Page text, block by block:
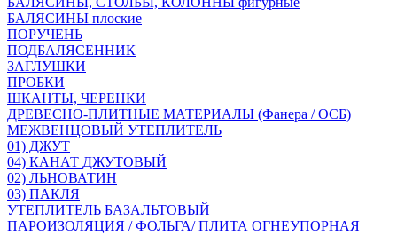
БАЛЯСИНЫ плоские
ПОРУЧЕНЬ
ПОДБАЛЯСЕННИК
ЗАГЛУШКИ
ПРОБКИ
ШКАНТЫ, ЧЕРЕНКИ
ДРЕВЕСНО-ПЛИТНЫЕ МАТЕРИАЛЫ (Фанера / ОСБ)
МЕЖВЕНЦОВЫЙ УТЕПЛИТЕЛЬ
01) ДЖУТ
04) КАНАТ ДЖУТОВЫЙ
02) ЛЬНОВАТИН
03) ПАКЛЯ
УТЕПЛИТЕЛЬ БАЗАЛЬТОВЫЙ
ПАРОИЗОЛЯЦИЯ / ФОЛЬГА/ ПЛИТА ОГНЕУПОРНАЯ